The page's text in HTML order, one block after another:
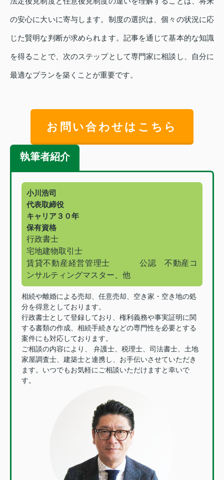
の安心に大いに寄与します。制度の選択は、個々の状況に応
じた賢明な判断が求められます。記事を通じて基本的な知識
を得ることで、次のステップとして専門家に相談し、自分に
最適なプランを築くことが重要です。
お問い合わせはこちら
執筆者紹介
小川浩司
代表取締役
キャリア３０年
保有資格
行政書士
宅地建物取引士
賃貸不動産経営管理士
公認 不動産コ
ンサルティングマスター、他
相続や離婚による売却、任意売却、空き家・空き地の処
分を得意としております。
行政書士として登録しており、権利義務や事実証明に関
する書類の作成、相続手続きなどの専門性を必要とする
案件にも対応しております。
ご相談の内容により、 弁護士、税理士、司法書士、土地
家屋調査士、建築士と連携し、お手伝いさせていただき
ます。いつでもお気軽にご相談いただけますと幸いで
す。